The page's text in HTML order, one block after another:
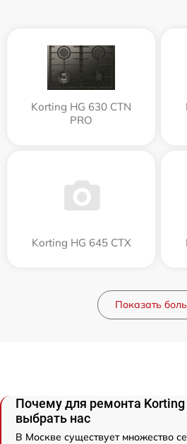
Korting HG 630 CTN
PRO
Korting HG 645 CTX
Показать
Почему для ремонта Korting
выбрать нас
В Москве существует множество